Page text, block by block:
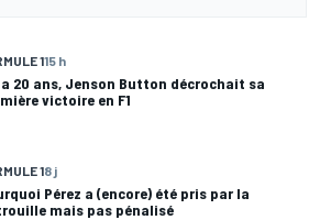
115 h
20 ans, Jenson Button décrochait sa
victoire en F1
18 j
Pérez a (encore) été pris par la
mais pas pénalisé